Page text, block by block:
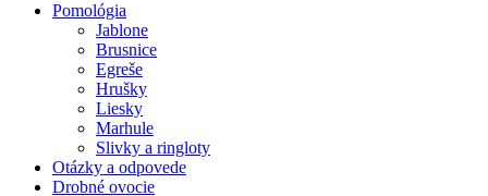
Pomológia
Jablone
Brusnice
Egreše
Hrušky
Liesky
Marhule
Slivky a ringloty
Otázky a odpovede
Drobné ovocie